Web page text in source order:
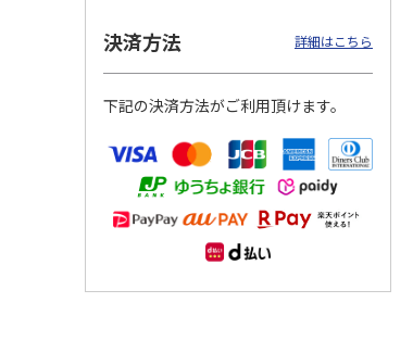
円…
4.8（11）
5,500円
4.6（7）
11,000円
決済方法 詳細はこちら
下記の決済方法がご利用頂けます。